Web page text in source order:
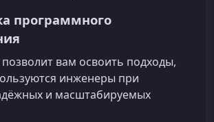
программного
позволит вам освоить подходы,
инженеры при
и масштабируемых